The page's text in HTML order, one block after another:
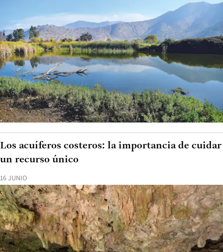
16 JUNIO
Los acuíferos costeros: la importancia de cuidar
un recurso único